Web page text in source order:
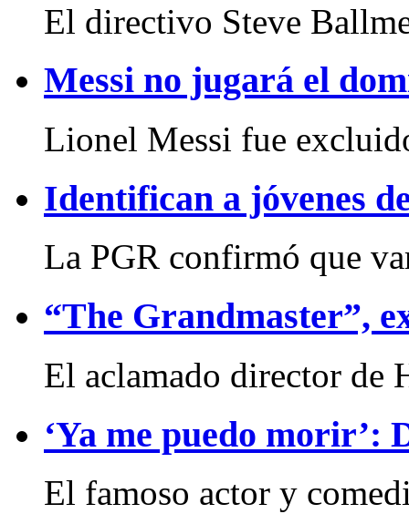
El directivo Steve
Messi no jugará el
Lionel Messi fue
Identifican a jóvenes
La PGR confirmó que
“The Grandmaster”,
El aclamado director de
‘Ya me puedo morir’:
El famoso actor y